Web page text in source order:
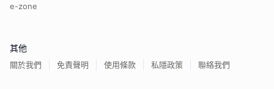
e-zone
其他
關於我們 免責聲明 使用條款 私隱政策 聯絡我們